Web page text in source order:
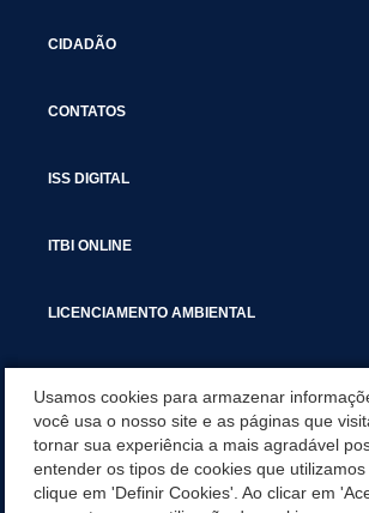
CIDADÃO
CONTATOS
ISS DIGITAL
ITBI ONLINE
LICENCIAMENTO AMBIENTAL
SERVIÇOS
Usamos cookies para armazenar
você usa o nosso site e as páginas que
tornar sua experiência a mais agradável
entender os tipos de cookies que utilizamos
clique em 'Definir Cookies'. Ao clicar em